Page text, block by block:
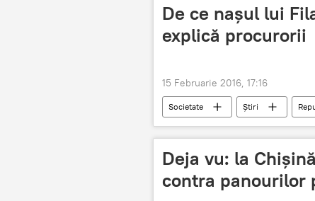
De ce naşul lui
explică procurorii
15 Februarie 2016, 17:16
Societate Știri
Ion Rusu
fraude bancare
Deja vu: la
contra panourilor